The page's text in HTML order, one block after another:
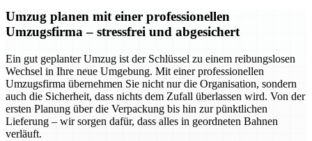
Umzug planen mit einer professionellen
Umzugsfirma – stressfrei und abgesichert
Ein gut geplanter Umzug ist der Schlüssel zu einem reibungslosen
Wechsel in Ihre neue Umgebung. Mit einer professionellen
Umzugsfirma übernehmen Sie nicht nur die Organisation, sondern
auch die Sicherheit, dass nichts dem Zufall überlassen wird. Von der
ersten Planung über die Verpackung bis hin zur pünktlichen
Lieferung – wir sorgen dafür, dass alles in geordneten Bahnen
verläuft.